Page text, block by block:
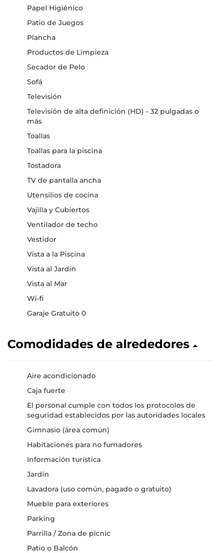
Papel Higiénico
Patio de Juegos
Plancha
Productos de Limpieza
Secador de Pelo
Sofá
Televisión
Televisión de alta definición (HD) - 32 pulgadas o
más
Toallas
Toallas para la piscina
Tostadora
TV de pantalla ancha
Utensilios de cocina
Vajilla y Cubiertos
Ventilador de techo
Vestidor
Vista a la Piscina
Vista al Jardín
Vista al Mar
Wi-fi
Garaje Gratuito 0
Comodidades de alrededores
Aire acondicionado
Caja fuerte
El personal cumple con todos los protocolos de
seguridad establecidos por las autoridades locales
Gimnasio (área común)
Habitaciones para no fumadores
Información turística
Jardín
Lavadora (uso común, pagado o gratuito)
Mueble para exteriores
Parking
Parrilla / Zona de pícnic
Patio o Balcón